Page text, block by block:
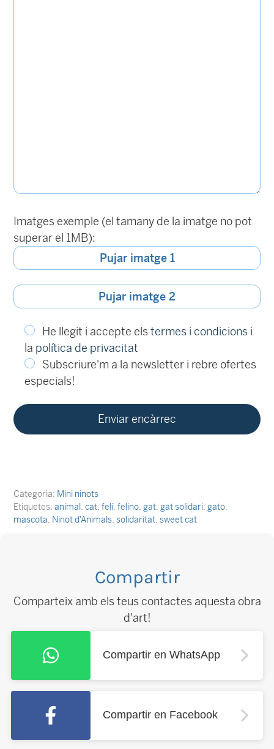
Imatges exemple (el tamany de la imatge no pot
superar el 1MB):
Pujar imatge 1
Pujar imatge 2
He llegit i accepte elstermes i condicions i
la política de privacitat
Subscriure'm a la newsletter i rebre ofertes
especials!
Categoria: Mini ninots
Etiquetes: animal cat felí, felino gat gat solidari gato
mascota Ninot d'Animals solidaritat sweet cat
Compartir
Comparteix amb els teus contactes aquesta obra
d'art!
Compartir en WhatsApp
Compartir en Facebook